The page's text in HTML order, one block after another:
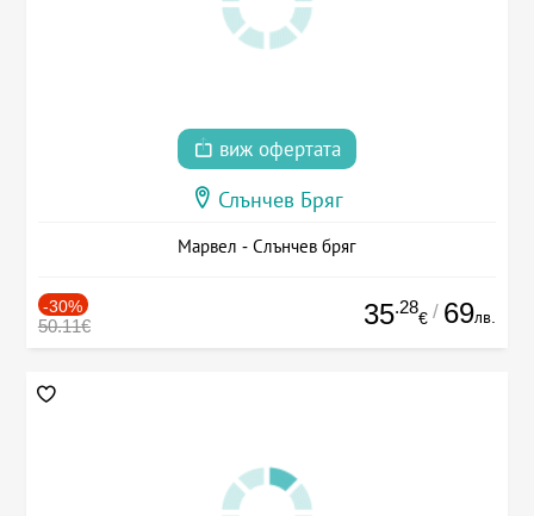
виж офертата
Слънчев Бряг
Марвел - Слънчев бряг
-30%
50.11€ 35.28
€ / 69лв.